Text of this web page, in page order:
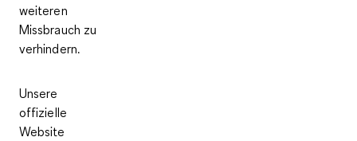
weiteren
Missbrauch zu
verhindern.
Unsere
offizielle
Website